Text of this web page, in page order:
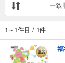
一致
1～1件目 / 1件